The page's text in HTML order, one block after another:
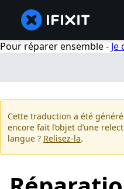
Pour réparer ensemble -
Cette traduction a été
encore fait l’objet d’une
langue ? Relisez-la.